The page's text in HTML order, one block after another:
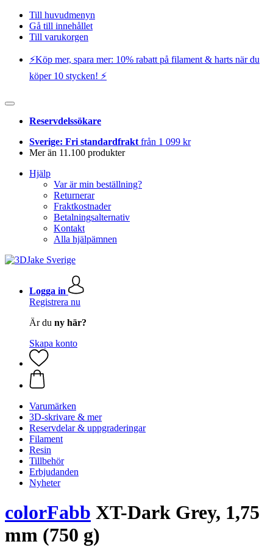
Till huvudmenyn
Gå till innehållet
Till varukorgen
⚡️Köp mer, spara mer: 10% rabatt på filament & harts när du
köper 10 stycken! ⚡️
Reservdelssökare
Sverige: Fri standardfrakt från 1 099 kr
Mer än 11.100 produkter
Hjälp
Var är min beställning?
Returnerar
Fraktkostnader
Betalningsalternativ
Kontakt
Alla hjälpämnen
Logga in
Registrera nu
Är du ny här?
Skapa konto
Varumärken
3D-skrivare & mer
Reservdelar & uppgraderingar
Filament
Resin
Tillbehör
Erbjudanden
Nyheter
colorFabb XT-Dark Grey, 1,75
mm (750 g)